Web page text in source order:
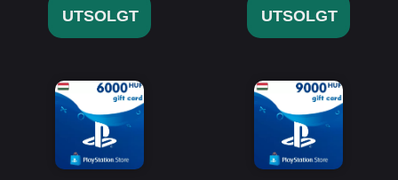
UTSOLGT UTSOLGT